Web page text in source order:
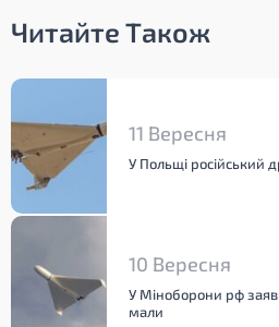
Читайте Також
11 Вересня
У Польщі російський
10 Вересня
У Міноборони рф
мали